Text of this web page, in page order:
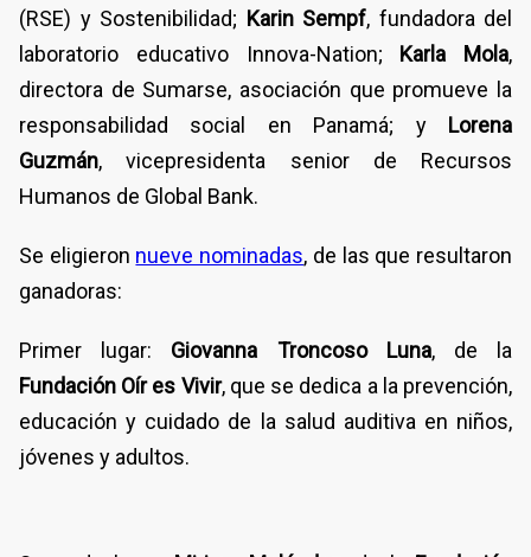
(RSE) y Sostenibilidad; Karin Sempf, fundadora del
laboratorio educativo Innova-Nation; Karla Mola,
directora de Sumarse, asociación que promueve la
responsabilidad social en Panamá; yLorena
Guzmán, vicepresidenta senior de Recursos
Humanos de Global Bank.
Se eligieron nueve nominadas, de las que resultaron
ganadoras:
Primer lugar: Giovanna Troncoso Luna, de la
Fundación Oír es Vivir, que se dedica a la prevención,
educación y cuidado de la salud auditiva en niños,
jóvenes y adultos.